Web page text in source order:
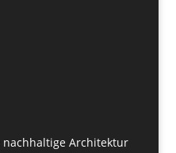
Architektur